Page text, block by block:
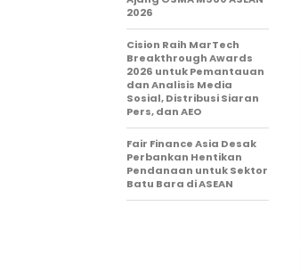
2026
Cision Raih MarTech
Breakthrough Awards
2026 untuk Pemantauan
dan Analisis Media
Sosial, Distribusi Siaran
Pers, dan AEO
Fair Finance Asia Desak
Perbankan Hentikan
Pendanaan untuk Sektor
Batu Bara di ASEAN